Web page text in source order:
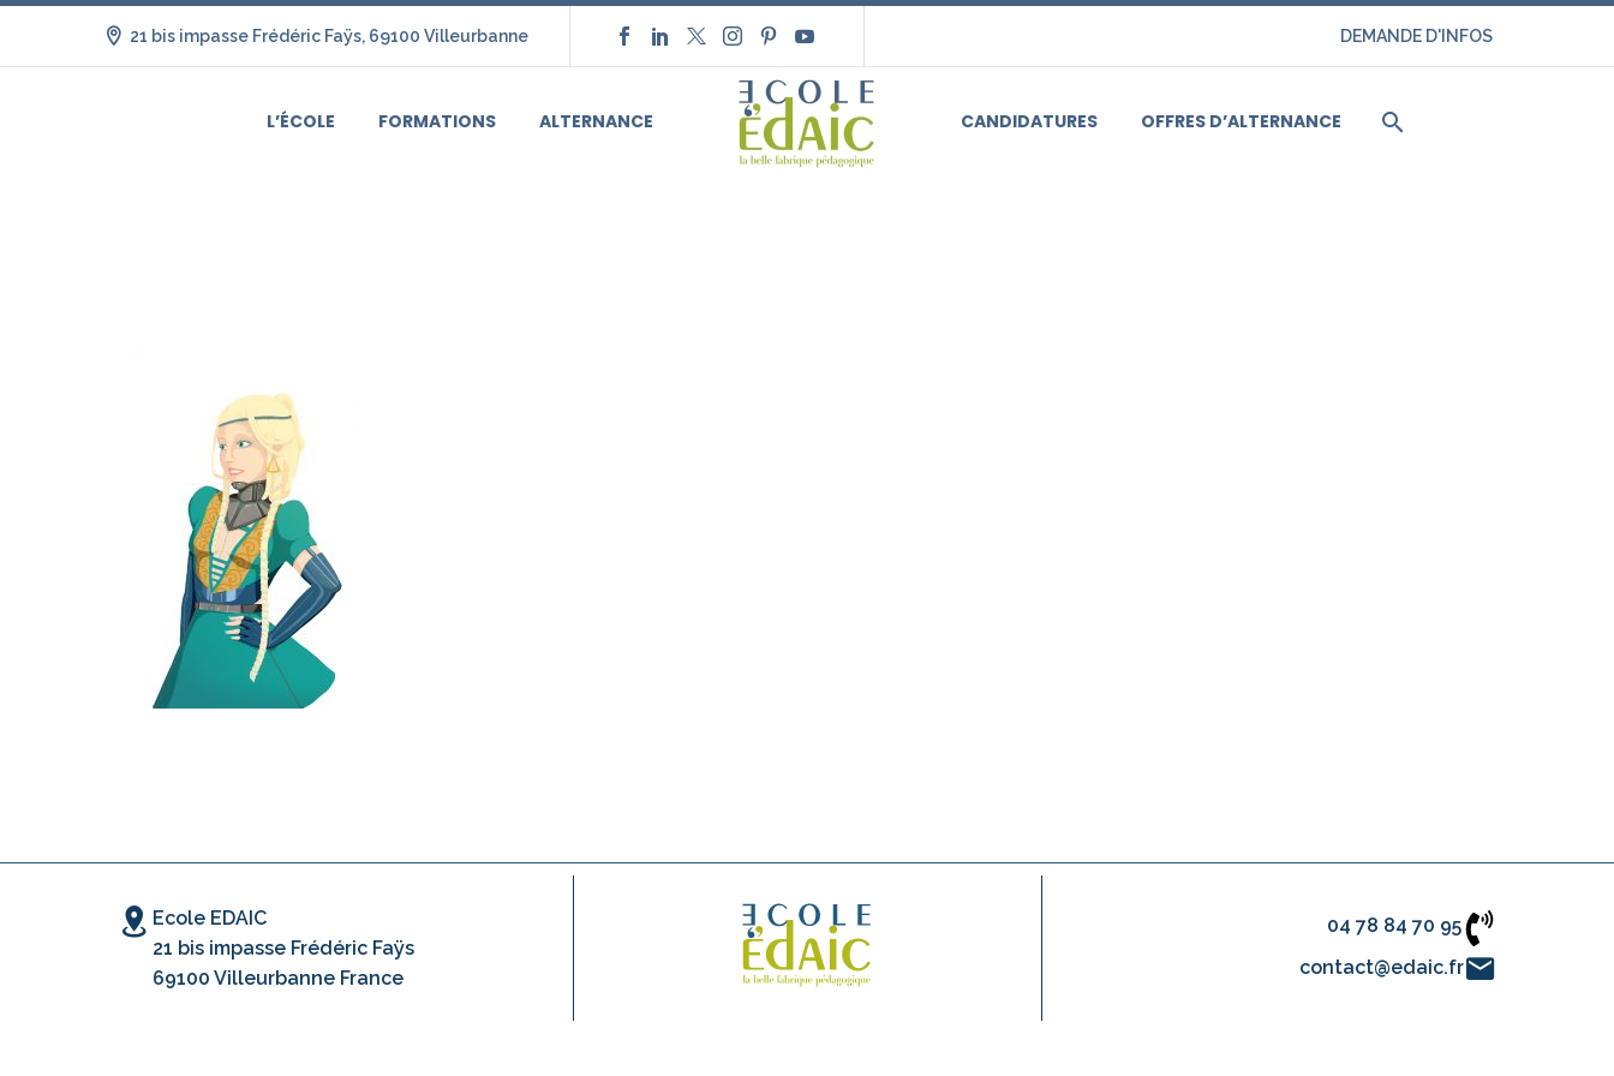
21 bis impasse Frédéric Faÿs, 69100 Villeurbanne DEMANDE D'INFOS
L’ÉCOLE FORMATIONS ALTERNANCE CANDIDATURES OFFRES D’ALTERNANCE
Ecole EDAIC
21 bis impasse Frédéric Faÿs
69100 Villeurbanne France
04 78 84 70 95
contact@edaic.fr